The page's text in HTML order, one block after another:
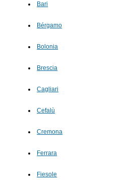
Bari
Bérgamo
Bolonia
Brescia
Cagliari
Cefalù
Cremona
Ferrara
Fiesole